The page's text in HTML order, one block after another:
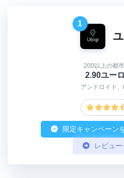
1
200以上の都
2.90ユー
アンドロイド
限定キャンペーン
レビュ